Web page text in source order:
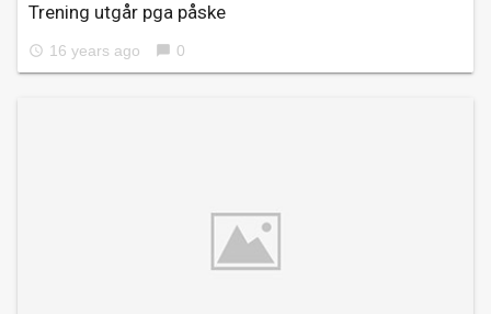
Trening utgår pga påske
access_time 16 years ago chat_bubble 0